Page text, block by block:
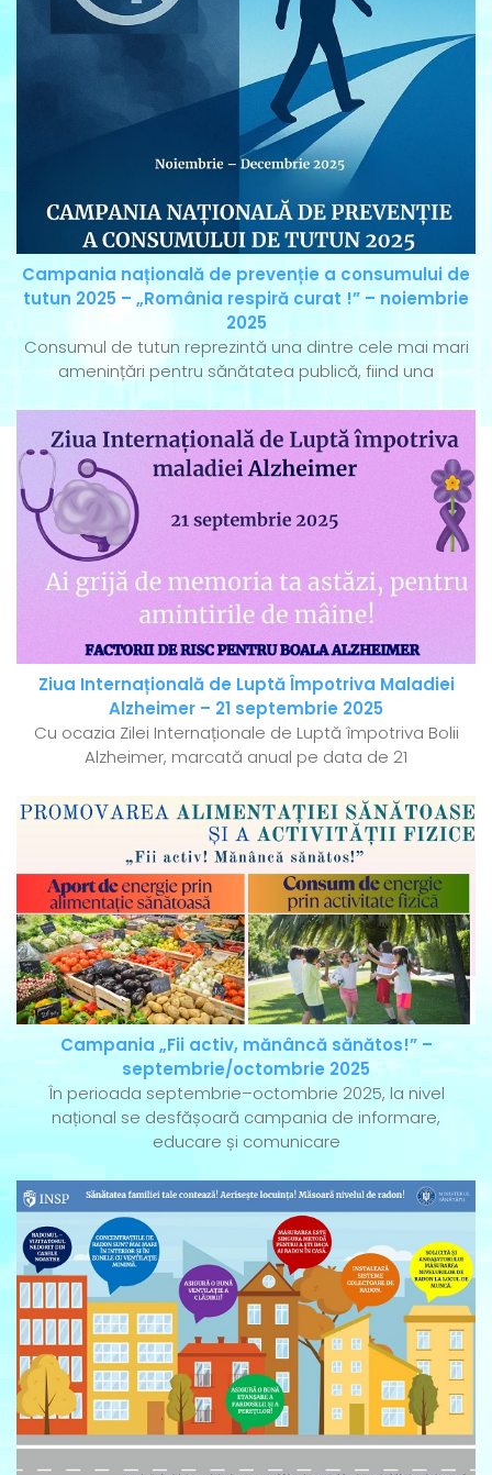
Campania națională de prevenție a consumului de
tutun 2025 – „România respiră curat !” – noiembrie
2025
Consumul de tutun reprezintă una dintre cele mai mari
amenințări pentru sănătatea publică, fiind una
Ziua Internațională de Luptă Împotriva Maladiei
Alzheimer – 21 septembrie 2025
Cu ocazia Zilei Internaționale de Luptă împotriva Bolii
Alzheimer, marcată anual pe data de 21
Campania „Fii activ, mănâncă sănătos!” –
septembrie/octombrie 2025
În perioada septembrie–octombrie 2025, la nivel
național se desfășoară campania de informare,
educare și comunicare